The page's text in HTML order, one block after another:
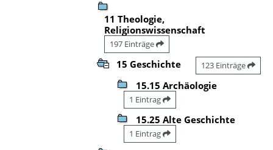
11 Theologie,
Religionswissenschaft
197 Einträge
15 Geschichte 123 Einträge
15.15 Archäologie
1 Eintrag
15.25 Alte Geschichte
1 Eintrag